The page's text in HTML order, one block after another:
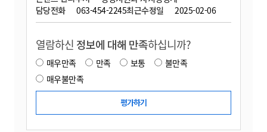
담당전화
063-454-2245최근수정일 2025-02-06
열람하신 정보에 대해 만족하십니까?
매우만족 만족 보통
불만족
매우불만족